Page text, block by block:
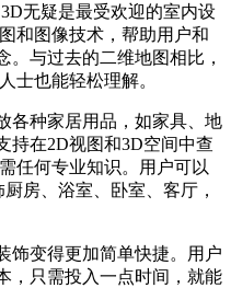
3D无疑是最受欢迎的室内设
和图像技术，帮助用户和
。与过去的二维地图相比，
也能轻松理解。
居用品，如家具、地
同时支持在2D视图和3D空间中查
任何专业知识。用户可以
室、卧室、客厅，
变得更加简单快捷。用户
，只需投入一点时间，就能